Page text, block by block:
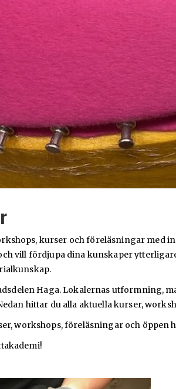
kurser och föreläsningar med
vill fördjupa dina kunskaper
Haga. Lokalernas utformning,
hittar du alla aktuella kurser,
workshops, föreläsningar och öppen